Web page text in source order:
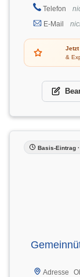
Telefon
E-Mail
&
Basis-Eintrag
Adresse